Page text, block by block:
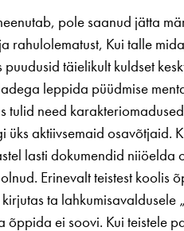
pole saanud jätta
rahulolematust, Kui talle
täielikult kuldset
leppida püüdmise
tulid need
aktiivsemaid osavõtjaid.
lasti dokumendid niiöelda
Erinevalt teistest koolis
ta lahkumisavaldusele
õppida ei soovi. Kui teistele